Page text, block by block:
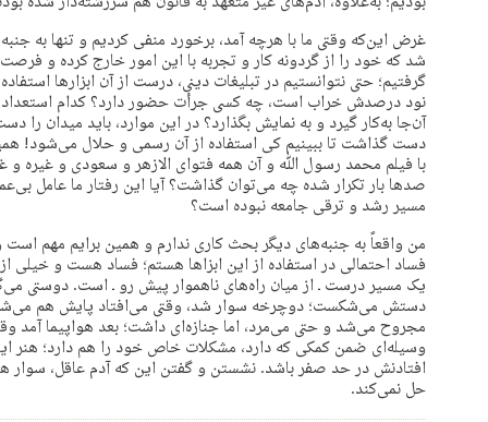
غرض این‌که وقتی ما با هرچه آمد، برخورد منفی کردیم و تنها به
شد که خود را از گردونه کار و تجربه با این امور خارج کرده و
گرفتیم؛ حتی نتوانستیم در تبلیغات دینی، درست از آن ابزارها
نود درصدش خراب است، چه کسی جرأت حضور دارد؟ کدام استعداد
آن‌جا به‌کار گیرد و به نمایش بگذارد؟ در این موارد، باید میدان
دست گذاشت تا ببینیم کی استفاده از آن رسمی و حلال می‌شود!
با فیلم محمد رسول ﷲ و آن همه فتوای الازهر و سعودی و غیره و
صدها بار تکرار شده چه می‌توان گذاشت؟ آیا این رفتار ما عامل
مسیر رشد و ترقی جامعه نبوده است؟
من واقعاً به جنبه‌های دیگر بحث کاری ندارم و همین برایم مهم
فساد احتمالی در استفاده از این ابزاها هستم؛ فساد هست و خیلی
یک مسیر درست ـ از میان راه‌های ناهموار پیش رو ـ است. دوستی
دستش می‌شکست؛ دوچرخه سوار شد، وقتی می‌افتاد پایش هم
مجروح می‌شد و حتی می‌مرد، اما جنازه‌ای داشت؛ بعد هواپیما آمد
وسیله‌ای ضمن کمکی که دارد، مشکلات خاص خود را هم دارد؛ هنر
افتادنش در حد صفر باشد. نشستن و گفتن این که آدم عاقل،
حل نمی‌کند.